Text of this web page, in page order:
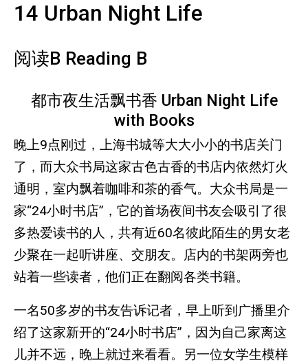
14 Urban Night Life
阅读B Reading B
都市夜生活飘书香 Urban Night Life
with Books
晚上9点刚过，上海书城等大大小小的书店关门
了，而大众书局这家古色古香的书店内依然灯火
通明，室内飘着咖啡和茶的香气。大众书局是一
家“24小时书店”，它的首场夜间书友会吸引了很
多热爱读书的人，共有近60名彼此陌生的男女老
少聚在一起听讲座、交朋友。店内的书架两旁也
站着一些读者，他们正在翻阅各类书籍。
一名50多岁的书友告诉记者，早上听到广播里介
绍了这家新开的“24小时书店”，因为自己家离这
儿并不远，晚上就过来看看。另一位女学生模样